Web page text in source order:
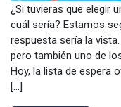
¿Si tuvieras que elegir
cuál sería? Estamos
respuesta sería la
pero también uno de
Hoy, la lista de espera
[…]